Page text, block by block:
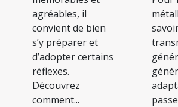
agréables, il
convient de bien
s’y préparer et
d’adopter certains
réflexes.
Découvrez
comment...